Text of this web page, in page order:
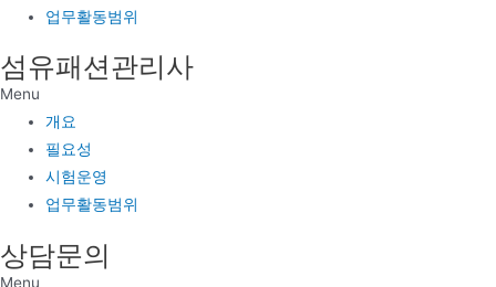
업무활동범위
섬유패션관리사
Menu
개요
필요성
시험운영
업무활동범위
상담문의
Menu